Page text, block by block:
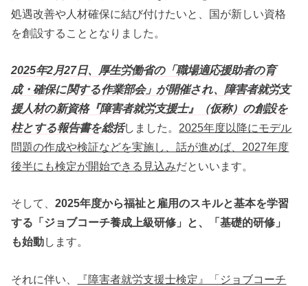
処遇改善や人材確保に結び付けたいと、国が新しい資格
を創設することとなりました。
2025年2月27日、厚生労働省の「職場適応援助者の育
成・確保に関する作業部会」が開催され、障害者就労支
援人材の新資格『障害者就労支援士』（仮称）の創設を
柱とする報告書を総括しました。 2025年度以降にモデル
問題の作成や検証などを実施し、話が進めば、2027年度
後半にも検定が開始できる見込みだといいます。
そして、2025年度から福祉と雇用のスキルと基本を学習
する「ジョブコーチ養成上級研修」と、「基礎的研修」
も始動します。
それに伴い、
『障害者就労支援士検定』「ジョブコーチ